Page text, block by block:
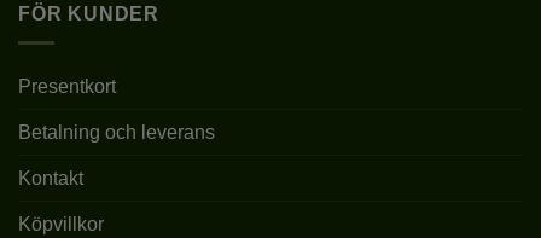
FÖR KUNDER
Presentkort
Betalning och leverans
Kontakt
Köpvillkor